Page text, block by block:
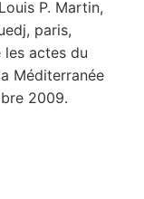
P. Martin,
paris,
les actes du
Méditerranée
2009.